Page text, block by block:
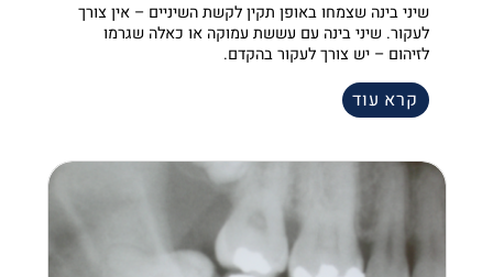
שיני בינה שצמחו באופן תקין לקשת השיניים – אין צורך
לעקור. שיני בינה עם עששת עמוקה או כאלה שגרמו
לזיהום – יש צורך לעקור בהקדם.
קרא עוד